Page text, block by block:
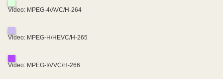
Video: MPEG-4/AVC/H-264
Video: MPEG-H/HEVC/H-265
Video: MPEG-I/VVC/H-266